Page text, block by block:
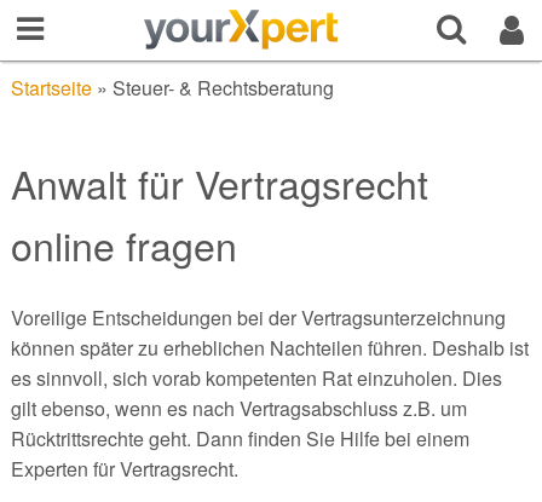
Startseite» Steuer- & Rechtsberatung
Anwalt für Vertragsrecht
online fragen
Voreilige Entscheidungen bei der Vertragsunterzeichnung
können später zu erheblichen Nachteilen führen. Deshalb ist
es sinnvoll, sich vorab kompetenten Rat einzuholen. Dies
gilt ebenso, wenn es nach Vertragsabschluss z.B. um
Rücktrittsrechte geht. Dann finden Sie Hilfe bei einem
Experten für Vertragsrecht.